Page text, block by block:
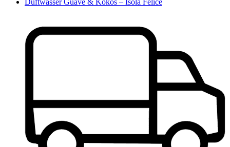
Duftwasser Guave & Kokos – Isola Felice